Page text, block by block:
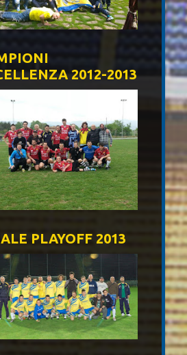
2012-2013
PLAYOFF 2013